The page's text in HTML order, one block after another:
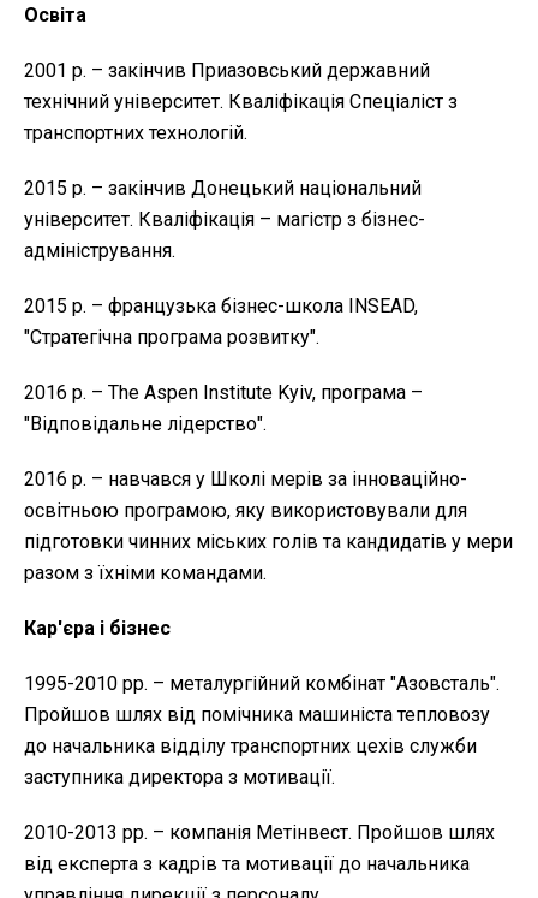
Освіта
2001 р. – закінчив Приазовський державний
технічний університет. Кваліфікація Спеціаліст з
транспортних технологій.
2015 р. – закінчив Донецький національний
університет. Кваліфікація – магістр з бізнес-
адміністрування.
2015 р. – французька бізнес-школа INSEAD,
"Стратегічна програма розвитку".
2016 р. – The Aspen Institute Kyiv, програма –
"Відповідальне лідерство".
2016 р. – навчався у Школі мерів за інноваційно-
освітньою програмою, яку використовували для
підготовки чинних міських голів та кандидатів у мери
разом з їхніми командами.
Кар'єра і бізнес
1995-2010 рр. – металургійний комбінат "Азовсталь".
Пройшов шлях від помічника машиніста тепловозу
до начальника відділу транспортних цехів служби
заступника директора з мотивації.
2010-2013 рр. – компанія Метінвест. Пройшов шлях
від експерта з кадрів та мотивації до начальника